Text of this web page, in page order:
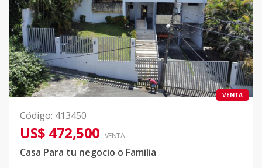
VENTA
Código: 413450
US$ 472,500 VENTA
Casa Para tu negocio o Familia